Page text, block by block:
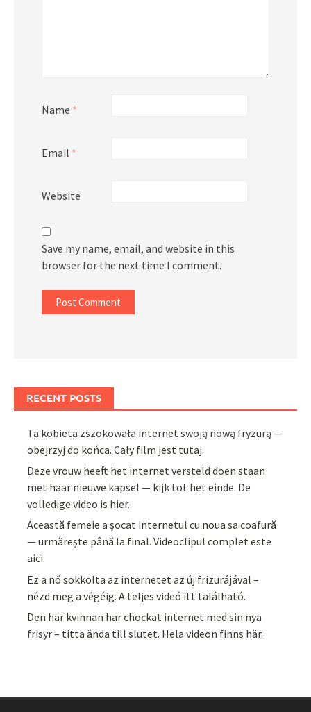
Name *
Email *
Website
Save my name, email, and website in this
browser for the next time I comment.
RECENT POSTS
Ta kobieta zszokowała internet swoją nową fryzurą —
obejrzyj do końca. Cały film jest tutaj.
Deze vrouw heeft het internet versteld doen staan
met haar nieuwe kapsel — kijk tot het einde. De
volledige video is hier.
Această femeie a șocat internetul cu noua sa coafură
— urmărește până la final. Videoclipul complet este
aici.
Ez a nő sokkolta az internetet az új frizurájával –
nézd meg a végéig. A teljes videó itt található.
Den här kvinnan har chockat internet med sin nya
frisyr – titta ända till slutet. Hela videon finns här.